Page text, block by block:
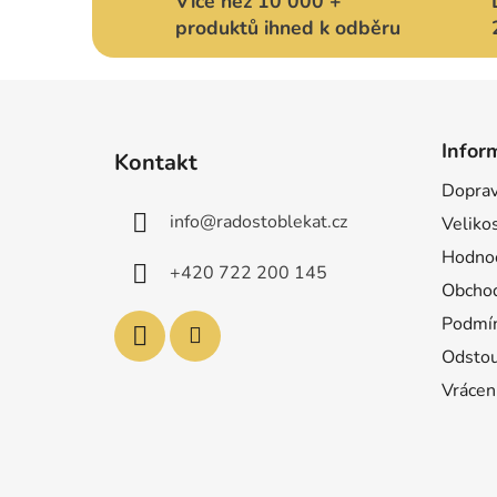
produktů ihned k odběru
Kontakt
info@radostoblekat.cz
+420 722 200 145